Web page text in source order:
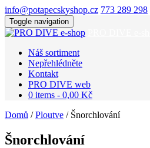
info@potapecskyshop.cz 773 289 298
Toggle navigation
Náš sortiment
Nepřehlédněte
Kontakt
PRO DIVE web
0 items - 0,00 Kč
Domů /Ploutve / Šnorchlování
Šnorchlování